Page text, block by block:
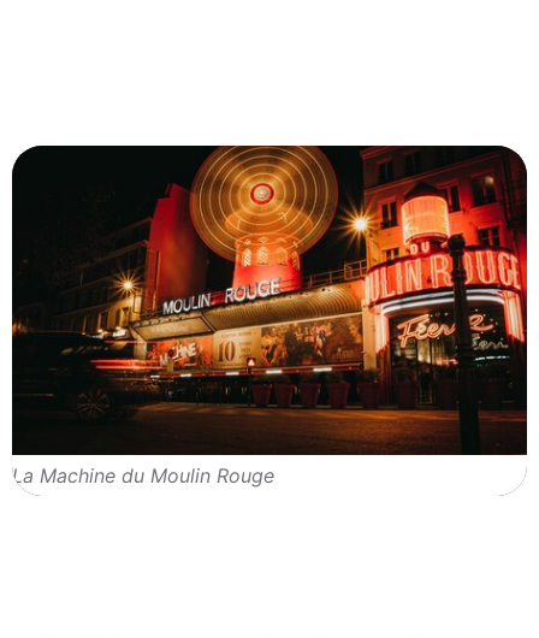
La Machine du Moulin Rouge